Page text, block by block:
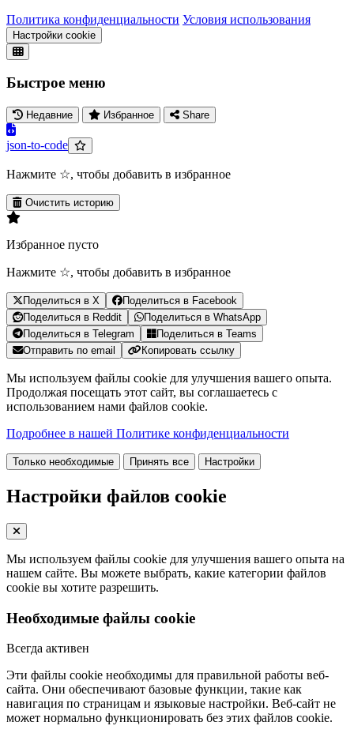
Политика конфиденциальности Условия использования
Настройки cookie
Быстрое меню
Недавние Избранное Share
json-to-code
Нажмите ☆, чтобы добавить в избранное
Очистить историю
Избранное пусто
Нажмите ☆, чтобы добавить в избранное
Поделиться в X
Поделиться в Facebook
Поделиться в Reddit
Поделиться в WhatsApp
Поделиться в Telegram
Поделиться в Teams
Отправить по email
Копировать ссылку
Мы используем файлы cookie для улучшения вашего опыта.
Продолжая посещать этот сайт, вы соглашаетесь с
использованием нами файлов cookie.
Подробнее в нашей Политике конфиденциальности
Только необходимые Принять все Настройки
Настройки файлов cookie
Мы используем файлы cookie для улучшения вашего опыта на
нашем сайте. Вы можете выбрать, какие категории файлов
cookie вы хотите разрешить.
Необходимые файлы cookie
Всегда активен
Эти файлы cookie необходимы для правильной работы веб-
сайта. Они обеспечивают базовые функции, такие как
навигация по страницам и языковые настройки. Веб-сайт не
может нормально функционировать без этих файлов cookie.